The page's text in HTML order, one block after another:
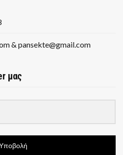
& pansekte@gmail.com
μας